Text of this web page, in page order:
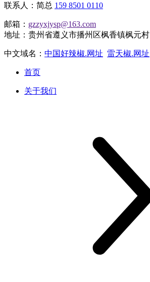
联系人：简总 159 8501 0110
邮箱： gzzyxjysp@163.com
地址：贵州省遵义市播州区枫香镇枫元村
中文域名： 中国好辣椒.网址 雷天椒.网址
首页
关于我们